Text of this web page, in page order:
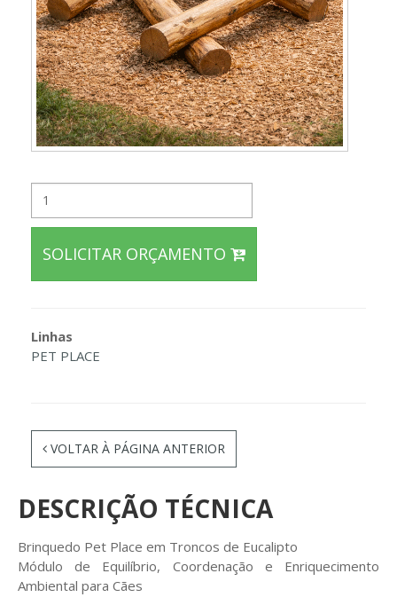
SOLICITAR ORÇAMENTO
Linhas
PET PLACE
VOLTAR À PÁGINA ANTERIOR
DESCRIÇÃO TÉCNICA
Brinquedo Pet Place em Troncos de Eucalipto
Módulo de Equilíbrio, Coordenação e Enriquecimento
Ambiental para Cães